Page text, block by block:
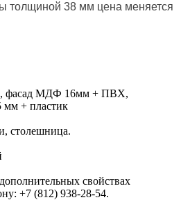
толщиной 38 мм цена меняется
фасад МДФ 16мм + ПВХ,
+ пластик
столешница.
свойствах
+7 (812) 938-28-54.